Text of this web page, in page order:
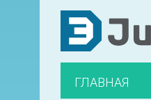
ГЛАВНАЯ